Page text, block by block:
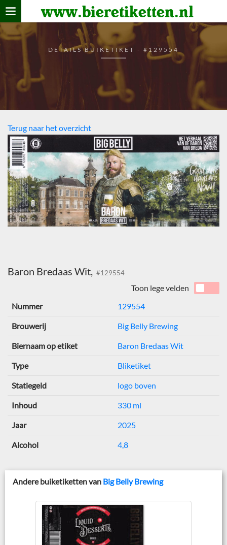
www.bieretiketten.nl
Home
verzamelen
De bierkaart
Bezoekers
DETAILS BUIKETIKET - #129554
Terug naar het overzicht
Baron Bredaas Wit, #129554
Toon lege velden
Nummer
129554
Brouwerij Big Belly Brewing
Biernaam op etiket Baron Bredaas Wit
Type Bliketiket
Statiegeld logo boven
Inhoud 330 ml
Jaar 2025
Alcohol 4,8
Andere buiketiketten van Big Belly Brewing